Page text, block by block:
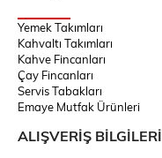
Yemek Takımları
Kahvaltı Takımları
Kahve Fincanları
Çay Fincanları
Servis Tabakları
Emaye Mutfak Ürünleri
ALIŞVERİŞ BİLGİLERİ